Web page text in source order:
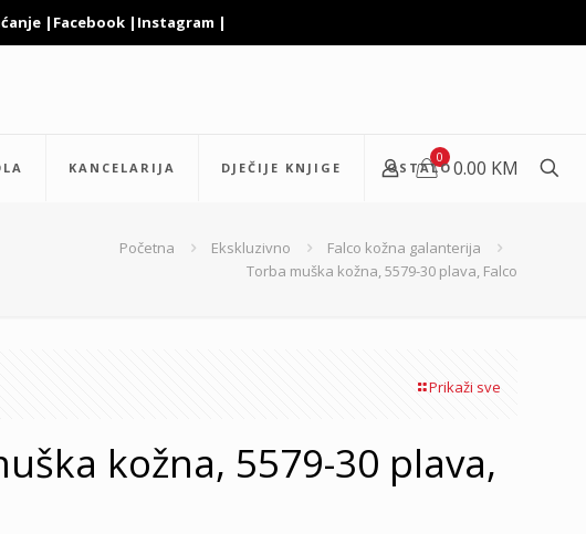
| Facebook | Instagram |
KANCELARIJA DJEČIJE KNJIGE OSTALO
0 0.00 KM
Početna Ekskluzivno
Falco kožna galanterija
Torba muška kožna, 5579-30 plava, Falco
Prikaži sve
kožna, 5579-30 plava,